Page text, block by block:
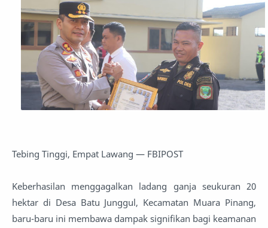
Tebing Tinggi, Empat Lawang — FBIPOST
Keberhasilan menggagalkan ladang ganja seukuran 20
hektar di Desa Batu Junggul, Kecamatan Muara Pinang,
baru-baru ini membawa dampak signifikan bagi keamanan